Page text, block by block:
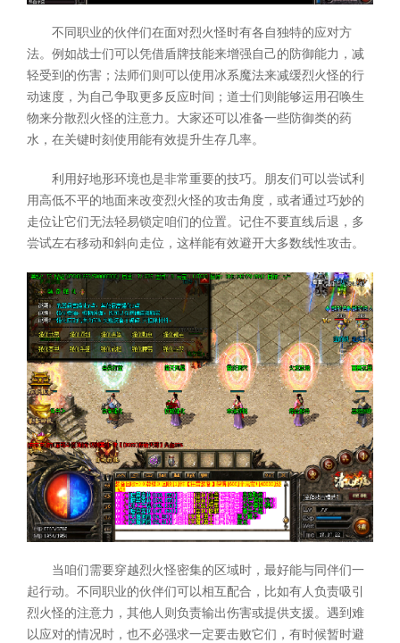
不同职业的伙伴们在面对烈火怪时有各自独特的应对方
法。例如战士们可以凭借盾牌技能来增强自己的防御能力，减
轻受到的伤害；法师们则可以使用冰系魔法来减缓烈火怪的行
动速度，为自己争取更多反应时间；道士们则能够运用召唤生
物来分散烈火怪的注意力。大家还可以准备一些防御类的药
水，在关键时刻使用能有效提升生存几率。
利用好地形环境也是非常重要的技巧。朋友们可以尝试利
用高低不平的地面来改变烈火怪的攻击角度，或者通过巧妙的
走位让它们无法轻易锁定咱们的位置。记住不要直线后退，多
尝试左右移动和斜向走位，这样能有效避开大多数线性攻击。
当咱们需要穿越烈火怪密集的区域时，最好能与同伴们一
起行动。不同职业的伙伴们可以相互配合，比如有人负责吸引
烈火怪的注意力，其他人则负责输出伤害或提供支援。遇到难
以应对的情况时，也不必强求一定要击败它们，有时候暂时避